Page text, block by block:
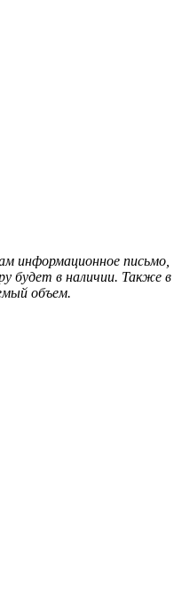
информационное письмо,
будет в наличии. Также в
объем.